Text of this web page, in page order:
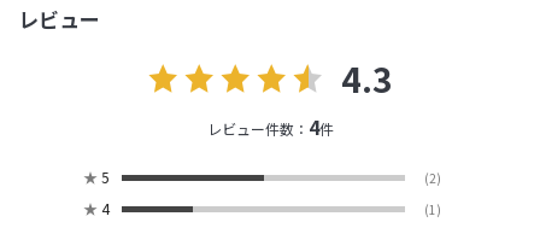
レビュー
4.3
レビュー件数： 4件
★ 5 (2)
★ 4 (1)